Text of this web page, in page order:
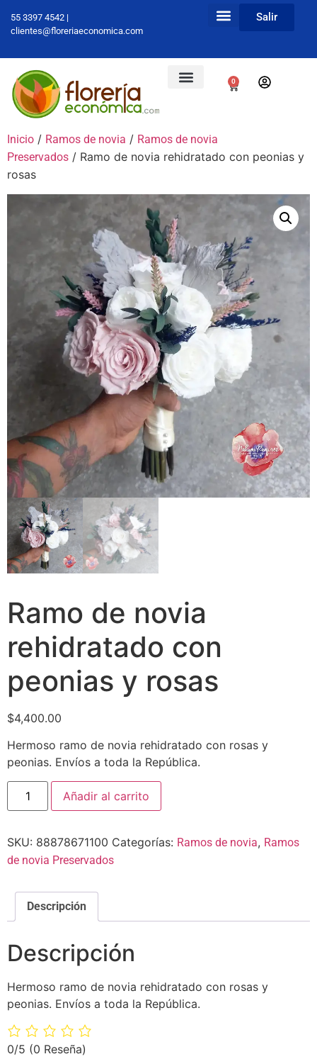
55 3397 4542 |
clientes@floreriaeconomica.com
Salir
0
Inicio / Ramos de novia / Ramos de novia
Preservados / Ramo de novia rehidratado con peonias y
rosas
Ramo de novia
rehidratado con
peonias y rosas
$4,400.00
Hermoso ramo de novia rehidratado con rosas y
peonias. Envíos a toda la República.
Añadir al carrito
SKU: 88878671100 Categorías: Ramos de novia, Ramos
de novia Preservados
Descripción
Descripción
Hermoso ramo de novia rehidratado con rosas y
peonias. Envíos a toda la República.
0/5 (0 Reseña)